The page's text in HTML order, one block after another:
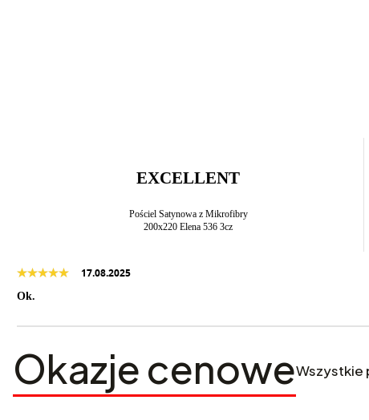
EXCELLENT
Pościel Satynowa z Mikrofibry
200x220 Elena 536 3cz
17.08.2025
Ok.
Okazje cenowe